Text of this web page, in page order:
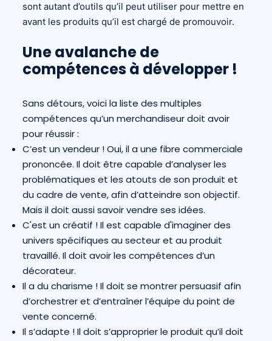
sont autant d’outils qu’il peut utiliser pour mettre en
avant les produits qu’il est chargé de promouvoir.
Une avalanche de
compétences à développer !
Sans détours, voici la liste des multiples
compétences qu’un merchandiseur doit avoir
pour réussir :
C’est un vendeur ! Oui, il a une fibre commerciale
prononcée. Il doit être capable d’analyser les
problématiques et les atouts de son produit et
du cadre de vente, afin d’atteindre son objectif.
Mais il doit aussi savoir vendre ses idées.
C'est un créatif ! Il est capable d'imaginer des
univers spécifiques au secteur et au produit
travaillé. Il doit avoir les compétences d’un
décorateur.
Il a du charisme ! Il doit se montrer persuasif afin
d’orchestrer et d’entraîner l’équipe du point de
vente concerné.
Il s’adapte ! Il doit s’approprier le produit qu’il doit